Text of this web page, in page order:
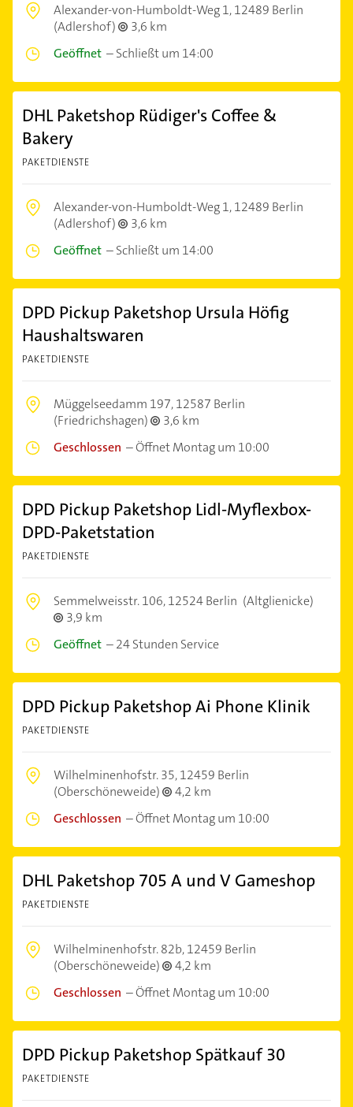
Alexander-von-Humboldt-Weg 1,12489 Berlin
(Adlershof)
3,6 km
Geöffnet –Schließt um 14:00
DHL Paketshop Rüdiger's Coffee &
Bakery
PAKETDIENSTE
Alexander-von-Humboldt-Weg 1,12489 Berlin
(Adlershof)
3,6 km
Geöffnet –Schließt um 14:00
DPD Pickup Paketshop Ursula Höfig
Haushaltswaren
PAKETDIENSTE
Müggelseedamm 197,12587 Berlin
(Friedrichshagen)
3,6 km
Geschlossen –Öffnet Montag um 10:00
DPD Pickup Paketshop Lidl-Myflexbox-
DPD-Paketstation
PAKETDIENSTE
Semmelweisstr. 106,12524 Berlin (Altglienicke)
3,9 km
Geöffnet –24 Stunden Service
DPD Pickup Paketshop Ai Phone Klinik
PAKETDIENSTE
Wilhelminenhofstr. 35,12459 Berlin
(Oberschöneweide)
4,2 km
Geschlossen –Öffnet Montag um 10:00
DHL Paketshop 705 A und V Gameshop
PAKETDIENSTE
Wilhelminenhofstr. 82b,12459 Berlin
(Oberschöneweide)
4,2 km
Geschlossen –Öffnet Montag um 10:00
DPD Pickup Paketshop Spätkauf 30
PAKETDIENSTE